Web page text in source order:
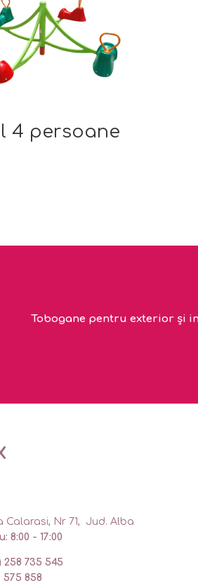
4 persoane
Tobogane pentru exterior și
Calarasi, Nr 71, Jud. Alba
8:00 - 17:00
258 735 545
575 858